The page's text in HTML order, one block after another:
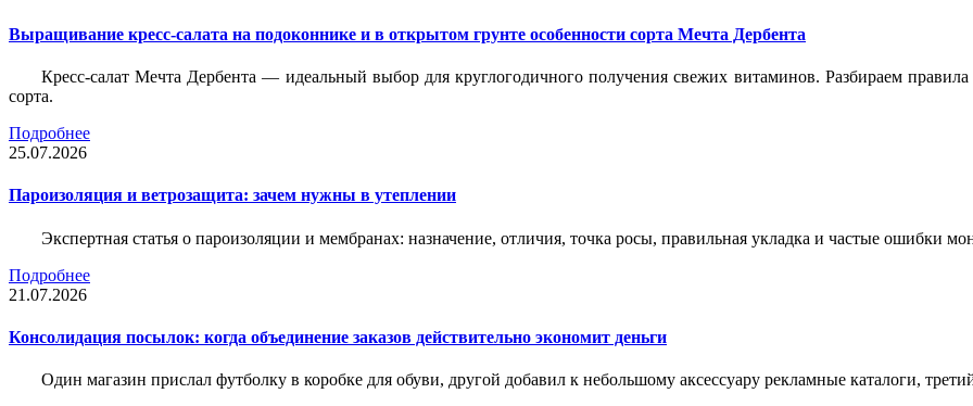
Выращивание кресс-салата на подоконнике и в открытом грунте особенности сорта Мечта Дербента
Кресс-салат Мечта Дербента — идеальный выбор для круглогодичного получения свежих витаминов. Разбираем
сорта.
Подробнее
25.07.2026
Пароизоляция и ветрозащита: зачем нужны в утеплении
Экспертная статья о пароизоляции и мембранах: назначение, отличия, точка росы, правильная укладка и частые ошибки
Подробнее
21.07.2026
Консолидация посылок: когда объединение заказов действительно экономит деньги
Один магазин прислал футболку в коробке для обуви, другой добавил к небольшому аксессуару рекламные каталоги,